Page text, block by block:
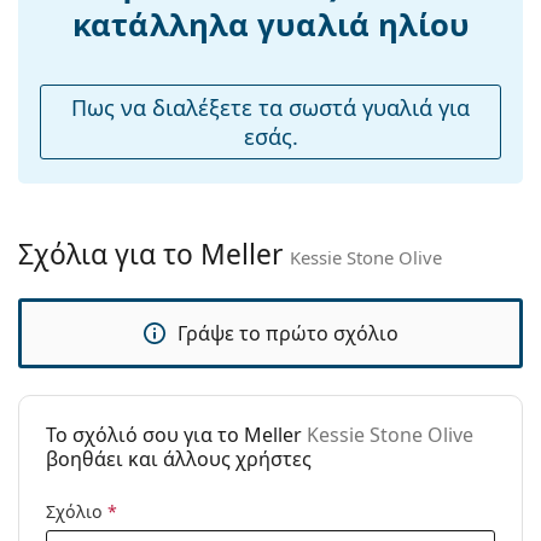
Εξερευνήστε την πλήρη γκάμαγυαλιών ηλίουγια να
μαξιλάρια
άρθρωση:
Όχι
Αξεσουάρ
Πανί
καθαρισμού:
Ναι
Τύπος:
Unisex
Μάρκα:
Meller
κατάλληλα γυαλιά ηλίου
Πως να διαλέξετε τα σωστά γυαλιά για
εσάς.
Σχόλια για το Meller Kessie Stone Olive
Γράψε το πρώτο σχόλιο
To σχόλιό σου για το Meller Kessie Stone Olive
βοηθάει και άλλους χρήστες
Σχόλιο *